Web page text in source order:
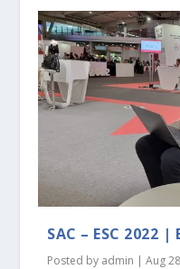
SAC – ESC 2022 |
Posted by admin |Aug